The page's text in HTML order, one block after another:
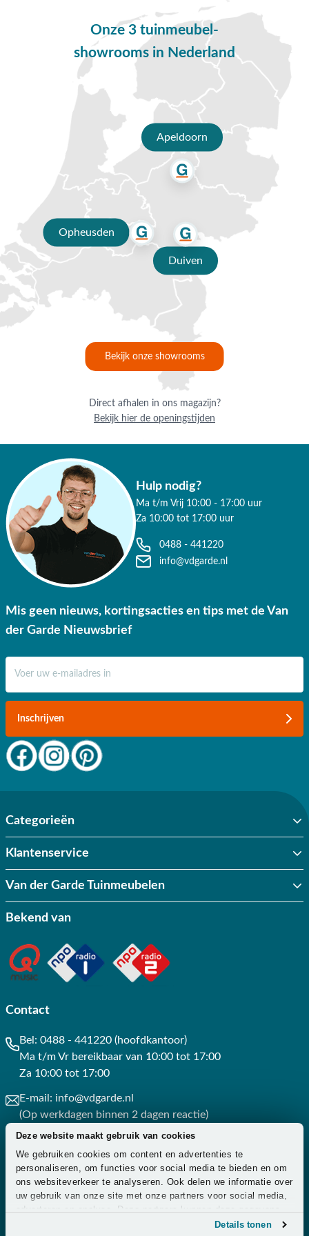
Deze website maakt gebruik van cookies
We gebruiken cookies om content en advertenties te
personaliseren, om functies voor social media te bieden en om
ons websiteverkeer te analyseren. Ook delen we informatie over
uw gebruik van onze site met onze partners voor social media,
adverteren en analyse. Deze partners kunnen deze gegevens
combineren met andere informatie die u aan ze heeft verstrekt
Details tonen
De GI Vigo Dining tuintafel combineert de warme uitstraling
van teak met het gemak van kunststof. Het tafelblad is
gemaakt van vironwood, een duurzaam kunststof met een
realistische houtnerf. Zo geniet je van de look van hout,
zonder de nadelen zoals scheuren, verkleuring of vergrijzing.
Vlekken zijn eenvoudig te verwijderen en kleine krasjes
blijven vrijwel onzichtbaar. Het stevige tafelblad rust op een
robuust aluminium frame, dat bekendstaat om zijn
onderhoudsvriendelijkheid, weerbestendigheid en lange
levensduur. Met zijn afmetingen van 160x90 cm is deze tafel
perfect voor buitengebruik.
Deze set bestaat uit:
4x Stripe stapelbare tuinstoel - Antraciet
1x GI Vigo Dining tuintafel 160x90 cm. - Light Teak look
Vragen of hulp nodig?
Heb je nog vragen over de Stripe/Vigo tuinset? Bel ons dan
op 0488-441220 , stuur een e-mail naar
maak gebruik van de chatfunctie. Uiteraard ben je ook van
harte welkom in onze showroom in Opheusden, Duiven of
Apeldoorn. Onze specialisten voorzien je graag van een
deskundig advies op maat.
Waarom kopen bij Van der Garde
tuinmeubelen?
✔ Persoonlijk advies van specialisten
✔ 30 dagen bedenktijd
✔ Gratis verzending vanaf €50,-
✔ Goede service
Onze 3 tuinmeubel-
showrooms in Nederland
Apeldoorn
Opheusden
Duiven
Bekijk onze showrooms
Direct afhalen in ons magazijn?
Bekijk hier de openingstijden
Hulp nodig?
Ma t/m Vrij 10:00 - 17:00 uur
Za 10:00 tot 17:00 uur
0488 - 441220
info@vdgarde.nl
Mis geen nieuws, kortingsacties en tips met de Van
der Garde Nieuwsbrief
Inschrijven
Categorieën
Klantenservice
Van der Garde Tuinmeubelen
Bekend van
Contact
Bel: 0488 - 441220 (hoofdkantoor)
Ma t/m Vr bereikbaar van 10:00 tot 17:00
Za 10:00 tot 17:00
E-mail: info@vdgarde.nl
(Op werkdagen binnen 2 dagen reactie)
Whatsapp: 0488441220
(Op werkdagen binnen 3 uur reactie)